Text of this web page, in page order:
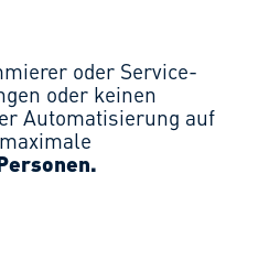
oder Service-
oder keinen
Automatisierung auf